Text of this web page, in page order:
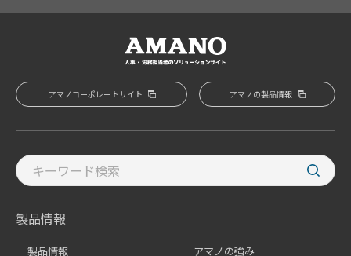
アマノコーポレートサイト アマノの製品情報
製品情報
製品情報
アマノの強み